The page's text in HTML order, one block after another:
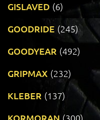
GISLAVED (6)
GOODRIDE (245)
GOODYEAR (492)
GRIPMAX (232)
KLEBER (137)